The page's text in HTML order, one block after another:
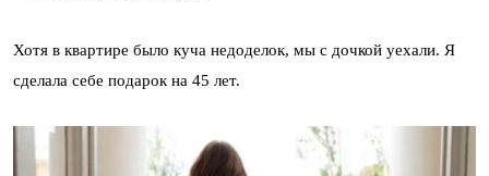
Хотя в квартире было куча недоделок, мы с дочкой уехали. Я
сделала себе подарок на 45 лет.